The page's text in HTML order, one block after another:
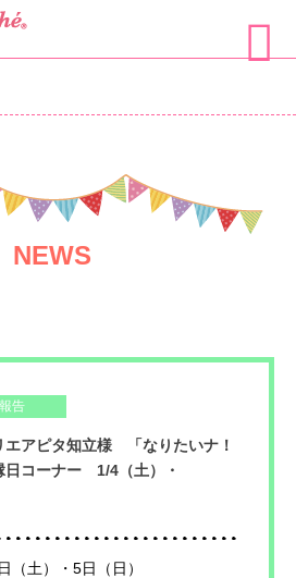
NEWS
報告
エアピタ知立様 「なりたいナ！
日コーナー 1/4（土）・
（土）・5日（日）